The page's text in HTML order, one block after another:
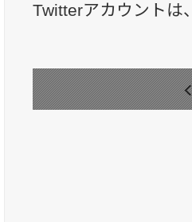
Twitterアカウントは、